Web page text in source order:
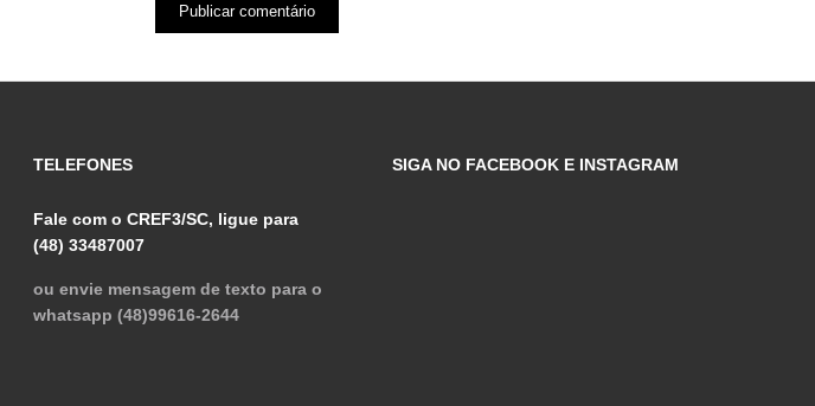
TELEFONES
Fale com o CREF3/SC, ligue para
(48) 33487007
ou envie mensagem de texto para o
whatsapp (48)99616-2644
SIGA NO FACEBOOK E INSTAGRAM